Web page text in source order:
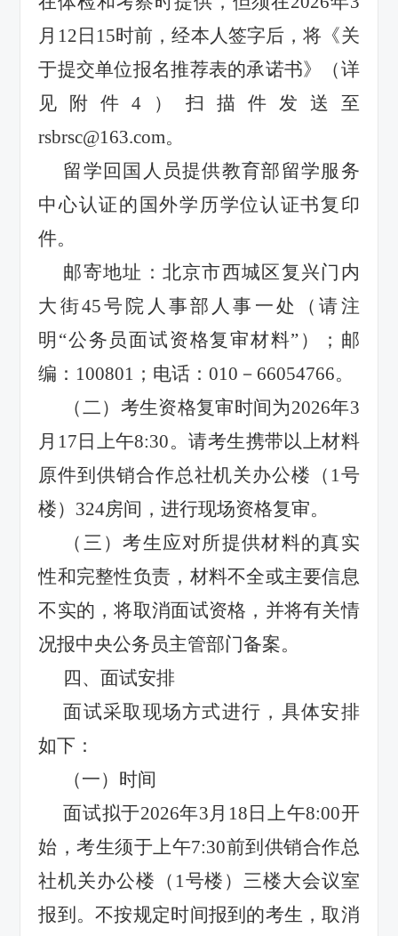
月 12 日 15时前，经本人签字后，将《关
于提交单位报名推荐表的承诺书》（详
见附件4 ）扫描件发送至
rsbrsc@163.com。
留学回国人员提供教育部留学服务
中心认证的国外学历学位认证书复印
件。
邮寄地址：北京市西城区复兴门内
大街45号院人事部人事一处（请注
明 “公务员面试资格复审材料” ）；邮
编： 100801 ；电话：010 － 66054766。
（二）考生资格复审时间为2026年3
月 17 日上午8:30。请考生携带以上材料
原件到供销合作总社机关办公楼（ 1号
楼） 324房间，进行现场资格复审。
（三）考生应对所提供材料的真实
性和完整性负责，材料不全或主要信息
不实的，将取消面试资格，并将有关情
况报中央公务员主管部门备案。
四、面试安排
面试采取现场方式进行，具体安排
如下：
（一）时间
面试拟于2026年3月 18 日上午8:00开
始，考生须于上午7:30前到供销合作总
社机关办公楼（ 1号楼）三楼大会议室
报到。不按规定时间报到的考生，取消